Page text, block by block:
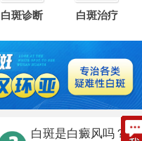
白斑诊断 白斑治疗
白斑是白癜风吗？